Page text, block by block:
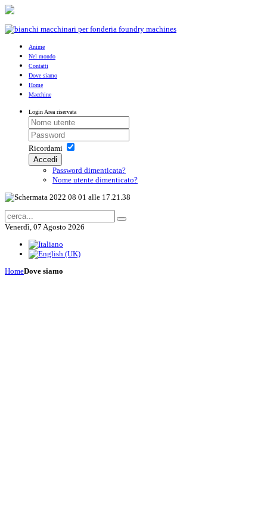
Anime
Nel mondo
Contatti
Dove siamo
Home
Macchine
Login Area riservata
Ricordami
Accedi
Password dimenticata?
Nome utente dimenticato?
Venerdì, 07 Agosto 2026
HomeDove siamo